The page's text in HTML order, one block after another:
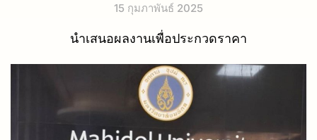
15 กุมภาพันธ์ 2025
นำเสนอผลงานเพื่อประกวดราคา